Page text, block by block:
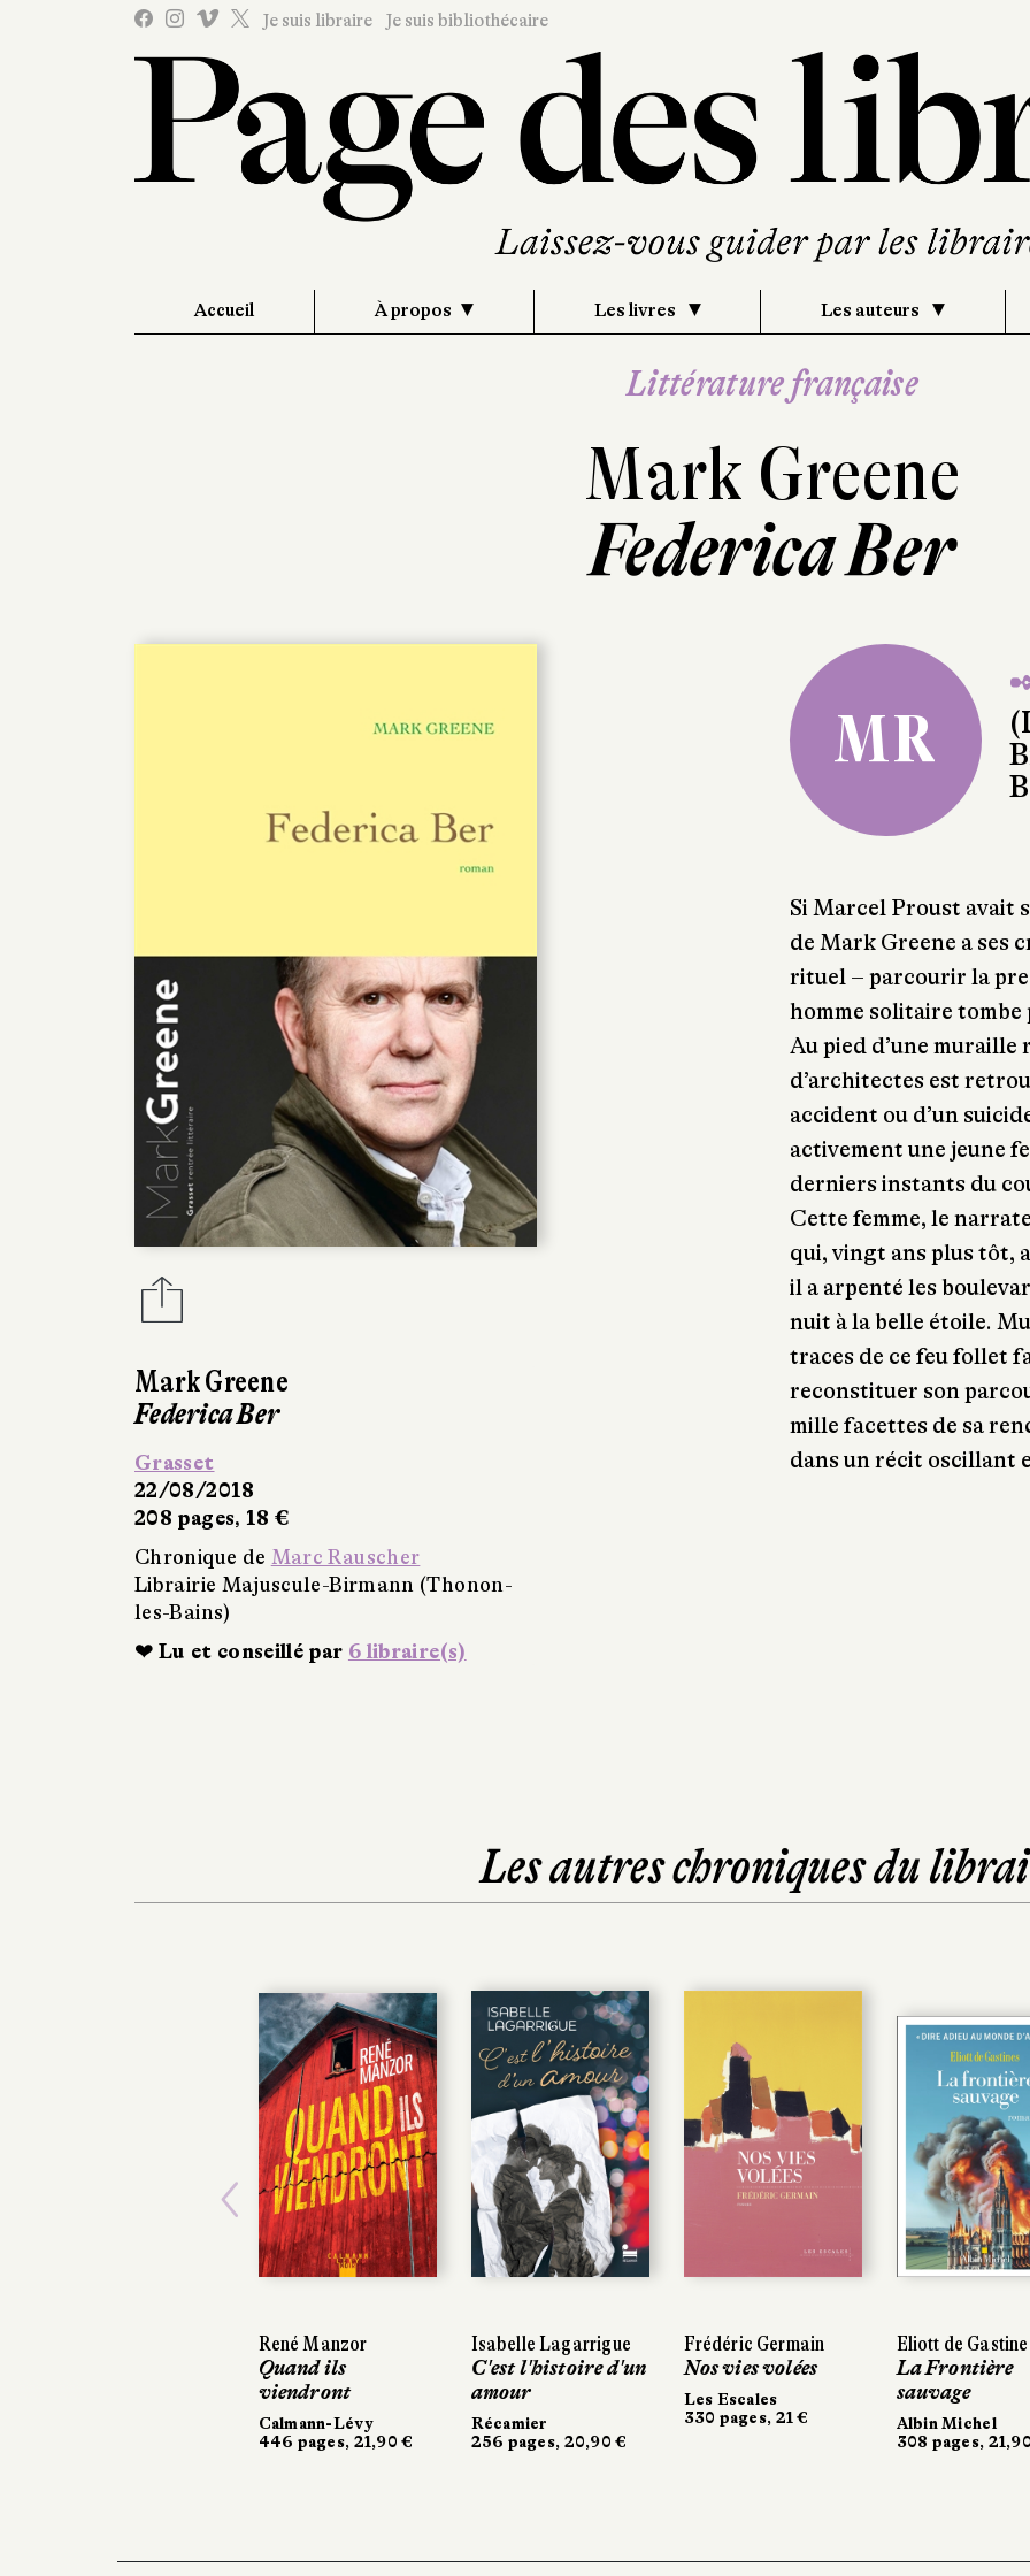
Je suis libraire Je suis bibliothécaire
Accueil À propos Les livres Les auteurs
Littérature française
Mark Greene
Federica Ber
Mark Greene
Federica Ber
Grasset
22/08/2018
208 pages, 18 €
Chronique de Marc Rauscher
Librairie Majuscule-Birmann (Thonon-
les-Bains)
❤ Lu et conseillé par 6 libraire(s)
MR
Si Marcel Proust avait
de Mark Greene a ses
rituel – parcourir la
homme solitaire
Au pied d’une muraille
d’architectes est
accident ou d’un
activement une jeune
derniers instants du
Cette femme, le
qui, vingt ans plus tôt,
il a arpenté les
nuit à la belle étoile.
traces de ce feu follet
reconstituer son
mille facettes de sa
dans un récit oscillant
Les autres chroniques du
René Manzor
Quand ils
viendront
Calmann-Lévy
446 pages, 21,90 €
Isabelle Lagarrigue
C'est l'histoire d'un
amour
Récamier
256 pages, 20,90 €
Frédéric Germain
Nos vies volées
Les Escales
330 pages, 21 €
Eliott de
La Frontière
sauvage
Albin Michel
308 pages,
Isabelle Lagarrigue
C'est l'histoire d'un
amour
Récamier
256 pages, 20,90 €
Frédéric Germain
Nos vies volées
Les Escales
330 pages, 21 €
Eliott de
La Frontière
sauvage
Albin Michel
308 pages,
Previous